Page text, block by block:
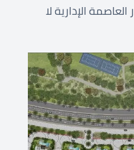
الإدارية لا